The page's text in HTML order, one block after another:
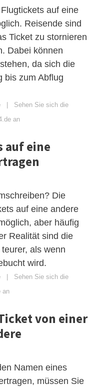
auf eine
Reisende sind
Ticket zu stornieren
Dabei können
da sich die
bis zum Abflug
| Sehen Sie sich die
an
auf eine
Die
auf eine andere
aber häufig
Realität sind die
als wenn
wird.
| Sehen Sie sich die
an
von einer
Namen eines
müssen Sie